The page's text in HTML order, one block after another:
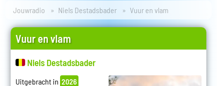
Jouwradio Niels Destadsbader Vuur en vlam
Vuur en vlam
Niels Destadsbader
Uitgebracht in 2026